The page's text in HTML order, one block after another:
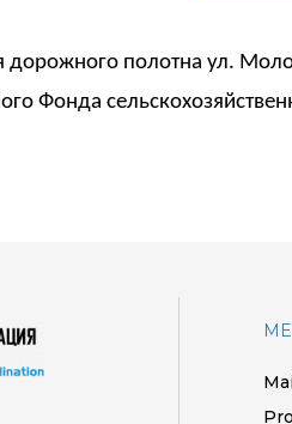
дорожного полотна ул.
Фонда